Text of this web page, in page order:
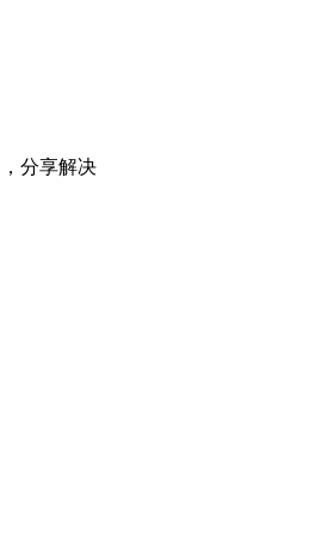
分享解决